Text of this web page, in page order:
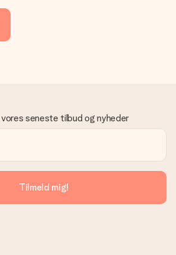
Dankort, Paypal,
Klarna eller bankoverførsel. I tilfælde af
skal du tage højde for en ekstra 3
de hjælper gerne med at finde en
med ordren?
med din ordre. Du modtager altid
og du kan altid finde den i din
betyder at du kan få gaven leveret
hvilket gør det til en sand
seneste tilbud og nyheder
Tilmeld mig!